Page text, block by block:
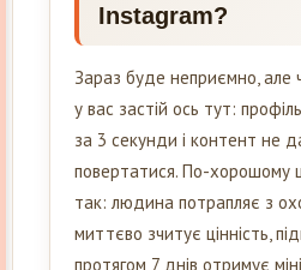
Instagram?
Зараз буде неприємно, але
у вас застій ось тут:
за 3 секунди і контент не
повертатися. По-хорошому
так: людина потрапляє з
миттєво зчитує цінність,
протягом 7 днів отримує